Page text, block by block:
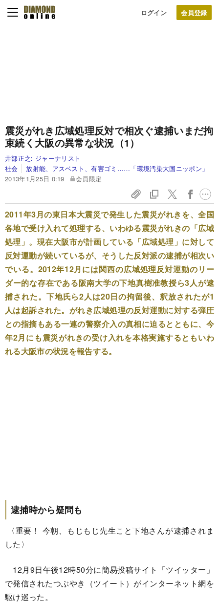
ログイン
震災がれき広域処理反対で相次ぐ逮捕いまだ拘
束続く大阪の異常な状況（1）
井部正之: ジャーナリスト
社会
放射能、アスベスト、有害ゴミ……「環境汚染大国ニッポン」
2013年1月25日 0:19
会員限定
2011年3月の東日本大震災で発生した震災がれきを、全国
各地で受け入れて処理する、いわゆる震災がれきの「広域
処理」。現在大阪市が計画している「広域処理」に対して
反対運動が続いているが、そうした反対派の逮捕が相次い
でいる。2012年12月には関西の広域処理反対運動のリー
ダー的な存在である阪南大学の下地真樹准教授ら3人が逮
捕された。下地氏ら2人は20日の拘留後、釈放されたが1
人は起訴された。がれき広域処理の反対運動に対する弾圧
との指摘もある一連の警察介入の真相に迫るとともに、今
年2月にも震災がれきの受け入れを本格実施するともいわ
れる大阪市の状況を報告する。
逮捕時から疑問も
〈重要！ 今朝、もじもじ先生こと下地さんが逮捕されま
した〉
12月9日午後12時50分に簡易投稿サイト「ツイッター」
で発信されたつぶやき（ツイート）がインターネット網を
駆け巡った。